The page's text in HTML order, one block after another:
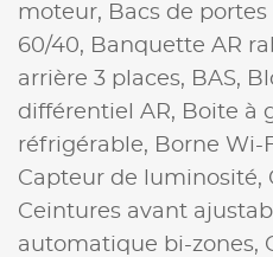
moteur, Bacs de portes
60/40, Banquette AR
arrière 3 places, BAS,
différentiel AR, Boite à
réfrigérable, Borne Wi-
Capteur de luminosité,
Ceintures avant
automatique bi-zones,